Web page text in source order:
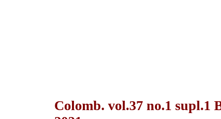
Colomb. vol.37 no.1 supl.1